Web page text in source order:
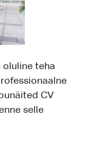
oluline teha
CV
selle